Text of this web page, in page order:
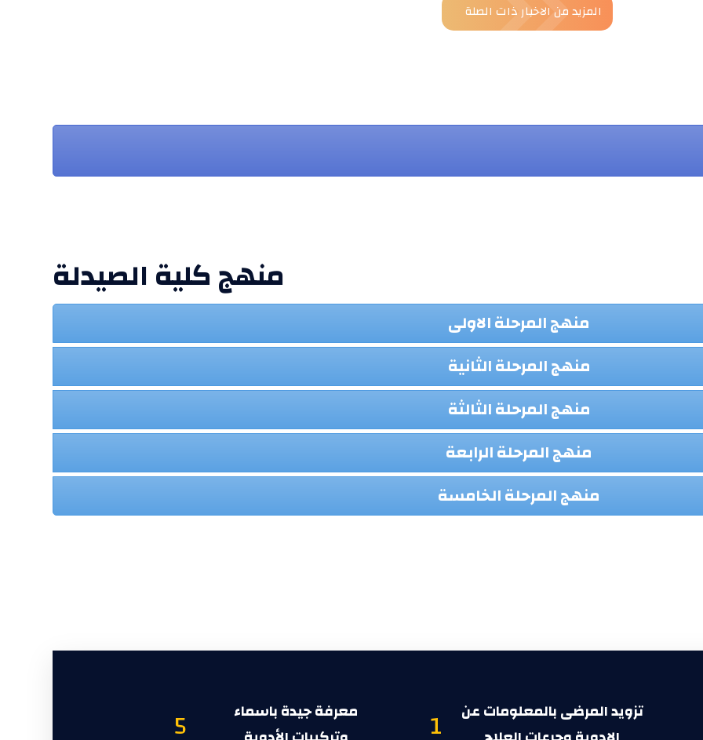
المزيد من الاخبار ذات الصلة
منهج كلية الصيدلة
منهج المرحلة الاولى
منهج المرحلة الثانية
منهج المرحلة الثالثة
منهج المرحلة الرابعة
منهج المرحلة الخامسة
5
معرفة جيدة باسماء
1
تزويد المرضى بالمعلومات عن